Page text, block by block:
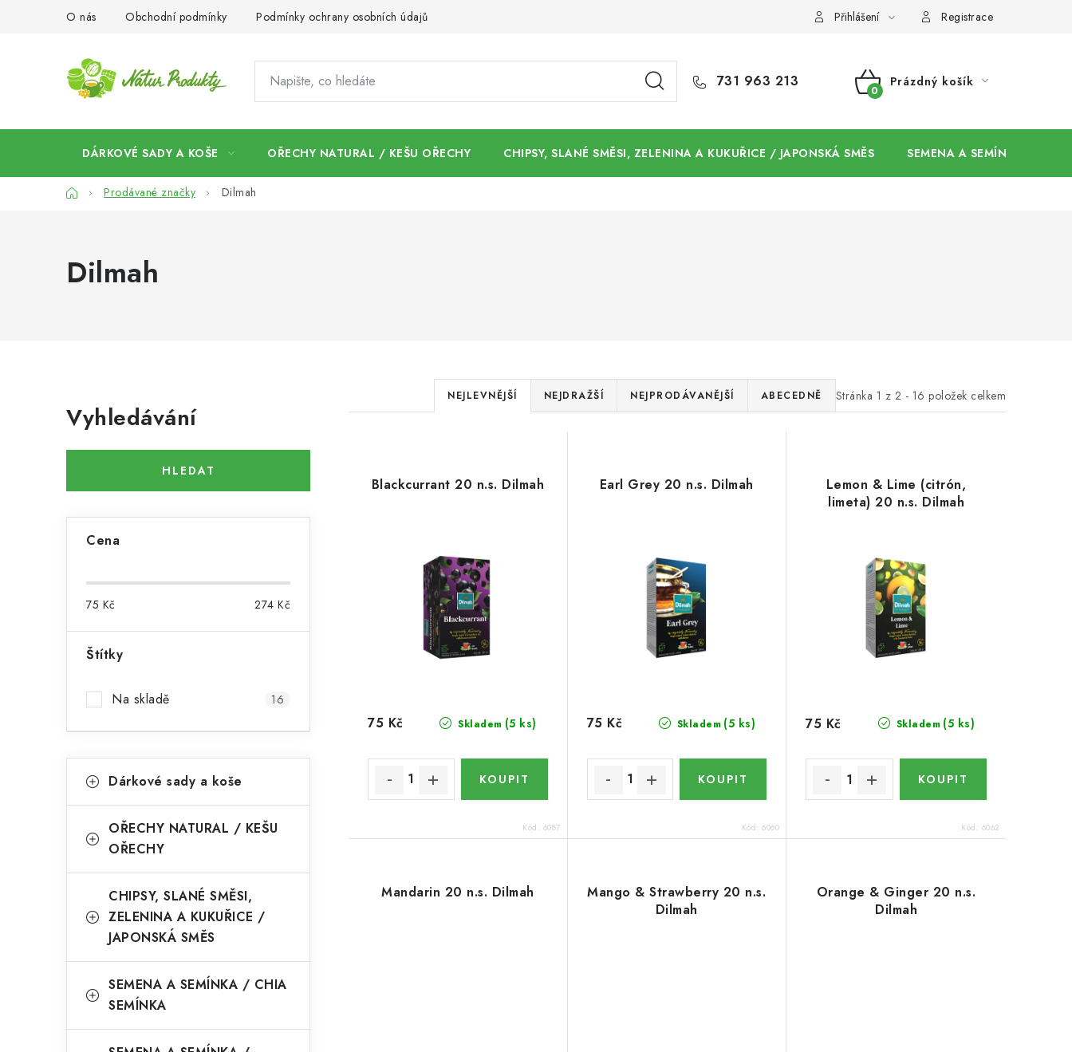
O nás Obchodní podmínky Podmínky ochrany osobních údajů Přihlášení Registrace
731 963 213
NÁKUPNÍ
Prázdný košík
DÁRKOVÉ SADY A KOŠE OŘECHY NATURAL / KEŠU OŘECHY CHIPSY, SLANÉ SMĚSI, ZELENINA A KUKUŘICE / JAPONSKÁ SMĚS SEMENA A SEMÍNKA / CHIA
DomůProdávané značky Dilmah
Dilmah
o
s
t
r
í
n
e
Vyhledávání
HLEDAT
Cena
75 Kč 274 Kč
Štítky
Na skladě 16
kategorie
a
g
i
Dárkové sady a koše
OŘECHY NATURAL / KEŠU
OŘECHY
CHIPSY, SLANÉ SMĚSI,
ZELENINA A KUKUŘICE /
JAPONSKÁ SMĚS
SEMENA A SEMÍNKA / CHIA
SEMÍNKA
Stránka 1 z 2 - 16 položek celkem
Ř
a
e
p
r
o
d
k
t
ů
NEJLEVNĚJŠÍ NEJDRAŽŠÍ NEJPRODÁVANĚJŠÍ ABECEDNĚ
Blackcurrant 20 n.s. Dilmah
Skladem (5 ks)
75 Kč
Kód: 6087
Earl Grey 20 n.s. Dilmah
Skladem (5 ks)
75 Kč
Kód:6060
Lemon & Lime (citrón,
limeta) 20 n.s. Dilmah
Skladem (5 ks)
75 Kč
Kód: 6062
Mandarin 20 n.s. Dilmah
Mango & Strawberry 20 n.s.
Dilmah
Orange & Ginger 20 n.s.
Dilmah